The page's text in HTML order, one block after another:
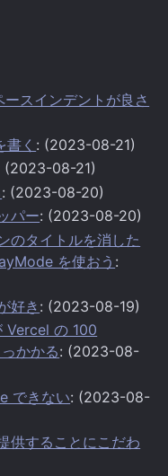
スインデントが良さ
く : (2023-08-21)
(2023-08-21)
: (2023-08-20)
パー: (2023-08-20)
のタイトルを消した
を使おう :
好き : (2023-08-19)
の 100
かかる: (2023-08-
できない: (2023-08-
供することにこだわ